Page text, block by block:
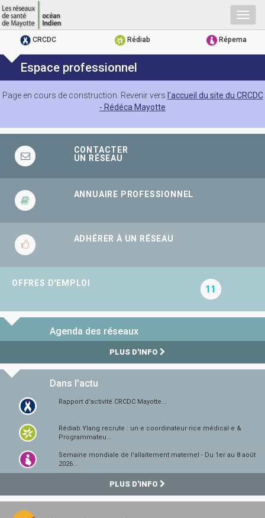
CRCDC Rédiab Répema
Espace professionnel
Page en cours de construction. Revenir vers l'accueil du site du CRCDC
- Rédéca Mayotte
CONTACTER
UN RÉSEAU
ANNUAIRE PROFESSIONNEL
ADHÉRER À UN RÉSEAU
OFFRES D'EMPLOI
11
Agenda des réseaux
PLUS D'INFO
Dans l'actu
Rapport d'activité CRCDC Mayotte...
Rédiab Ylang recrute : un·e coordinateur·rice médical·e &
Programmateu...
Semaine mondiale de l'allaitement maternel - Du 1er au 8 août
2026...
PLUS D'INFO